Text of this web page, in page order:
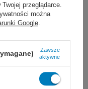
ratownicza
do sztucznego
przeglądarce.
można
Google
Zawsze
aktywne